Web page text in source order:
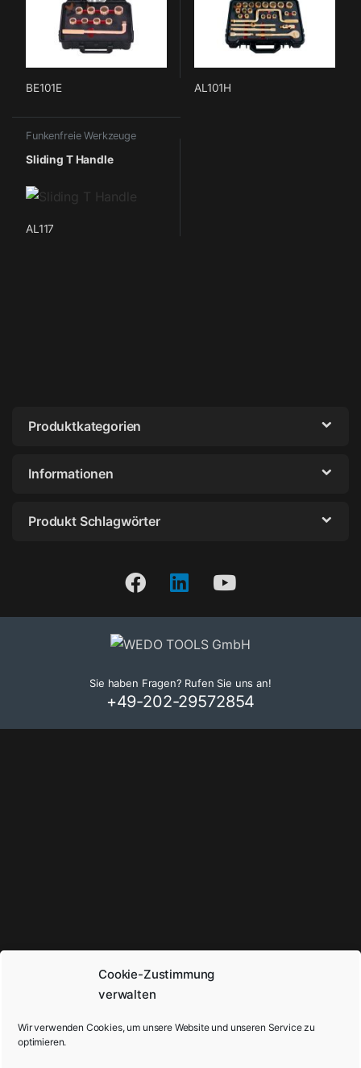
Cookie-Zustimmung
verwalten
Wir verwenden Cookies, um unsere Website und unseren Service zu
optimieren.
BE101E AL101H
Funkenfreie Werkzeuge
Sliding T Handle
AL117
Produktkategorien
Informationen
Produkt Schlagwörter
Sie haben Fragen? Rufen Sie uns an!
+49-202-29572854